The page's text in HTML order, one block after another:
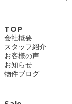
TOP
会社概要
スタッフ紹介
お客様の声
お知らせ
物件ブログ